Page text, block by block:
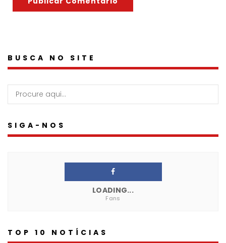
BUSCA NO SITE
SIGA-NOS
LOADING...
Fans
TOP 10 NOTÍCIAS